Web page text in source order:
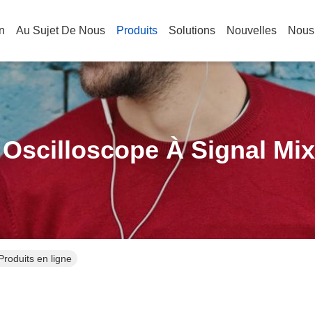
Au Sujet De Nous Produits Solutions Nouvelles
Oscilloscope À Signal
en ligne